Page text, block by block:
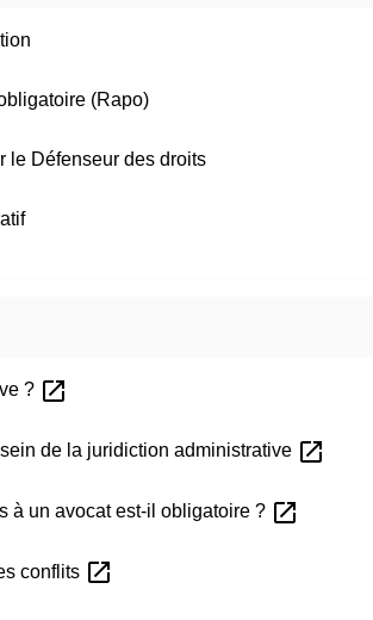
(Rapo)
le Défenseur des droits
? open_in_new
de la juridiction administrative open_in_new
à un avocat est-il obligatoire ? open_in_new
conflits open_in_new